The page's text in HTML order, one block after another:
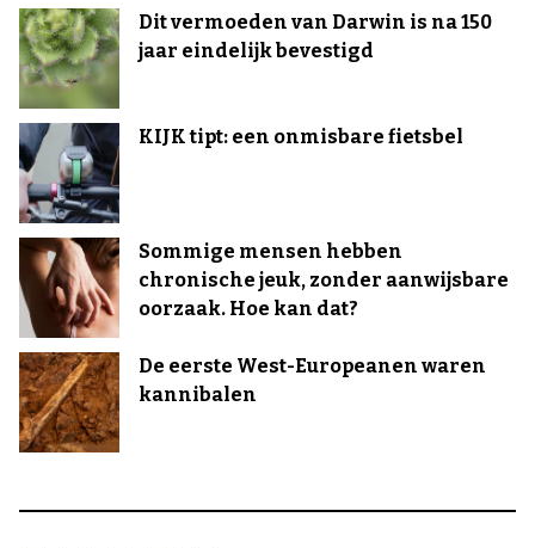
Dit vermoeden van Darwin is na 150
jaar eindelijk bevestigd
KIJK tipt: een onmisbare fietsbel
Sommige mensen hebben
chronische jeuk, zonder aanwijsbare
oorzaak. Hoe kan dat?
De eerste West-Europeanen waren
kannibalen